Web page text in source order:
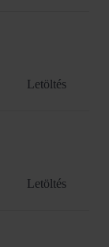
Letöltés
Letöltés